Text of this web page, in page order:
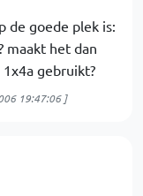
de goede plek is:
maakt het dan
gebruikt?
19:47:06]